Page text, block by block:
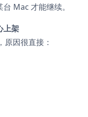
Mac 才能继续。
上架
，原因很直接：